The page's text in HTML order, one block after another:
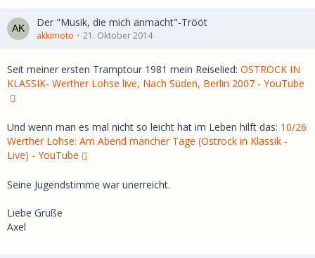
Der "Musik, die mich anmacht"-Trööt
akkimoto 21. Oktober 2014
Seit meiner ersten Tramptour 1981 mein Reiselied: OSTROCK IN
KLASSIK- Werther Lohse live, Nach Süden, Berlin 2007 - YouTube
Und wenn man es mal nicht so leicht hat im Leben hilft das: 10/26
Werther Lohse: Am Abend mancher Tage (Ostrock in Klassik -
Live) - YouTube
Seine Jugendstimme war unerreicht.
Liebe Grüße
Axel